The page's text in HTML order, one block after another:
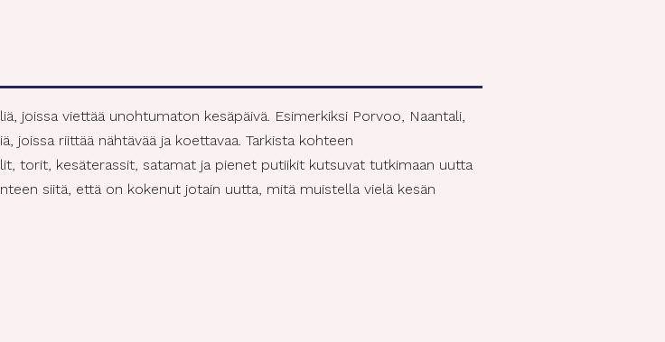
joissa viettää unohtumaton kesäpäivä. Esimerkiksi Porvoo, Naantali,
joissa riittää nähtävää ja koettavaa. Tarkista kohteen
torit, kesäterassit, satamat ja pienet putiikit kutsuvat tutkimaan uutta
siitä, että on kokenut jotain uutta, mitä muistella vielä kesän